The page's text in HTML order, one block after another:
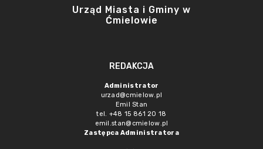
Urząd Miasta i Gminy w
Ćmielowie
REDAKCJA
Administrator
urzad@cmielow.pl
Emil Stan
tel. +48 15 861 20 18
emil.stan@cmielow.pl
Zastępca Administratora